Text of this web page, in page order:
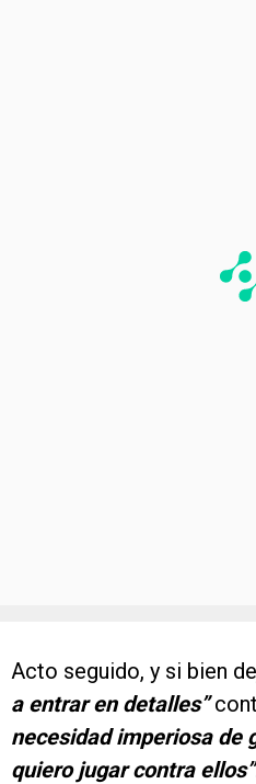
Acto seguido, y si bien
a entrar en detalles”
necesidad imperiosa de
quiero jugar contra ellos”